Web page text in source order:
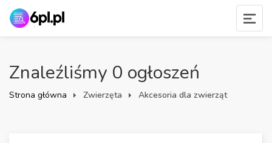
Znaleźliśmy 0 ogłoszeń
Strona główna Zwierzęta Akcesoria dla zwierząt